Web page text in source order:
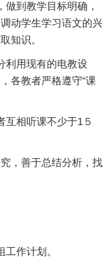
到教学目标明确，
动学生学习语文的兴
知识。
利用现有的电教设
各教者严格遵守“课
互相听课不少于1５
，善于总结分析，找
作计划。